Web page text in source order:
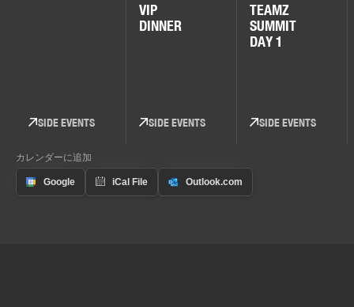
SIDE EVENTS
VIP
DINNER
SIDE EVENTS
TEAMZ
SUMMIT
DAY 1
SIDE EVENTS
カレンダーに追加